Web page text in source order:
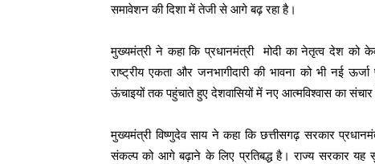
समावेशन की दिशा में तेजी से आगे बढ़ रहा है।
मुख्यमंत्री ने कहा कि प्रधानमंत्री मोदी का नेतृत्व देश को
राष्ट्रीय एकता और जनभागीदारी की भावना को भी नई
ऊंचाइयों तक पहुंचाते हुए देशवासियों में नए आत्मविश्वास का संचार
मुख्यमंत्री विष्णुदेव साय ने कहा कि छत्तीसगढ़ सरकार
संकल्प को आगे बढ़ाने के लिए प्रतिबद्ध है। राज्य सरकार